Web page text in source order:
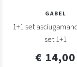
GABEL
1+1 set
set 1+1
€ 14,00